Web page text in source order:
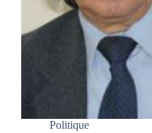
Politique